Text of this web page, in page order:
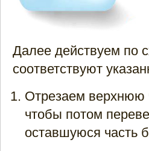
Далее действуем по
соответствуют
Отрезаем верхнюю
чтобы потом
оставшуюся часть